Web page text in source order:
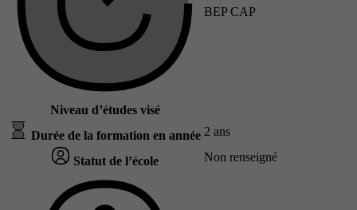
Niveau d’études visé
BEP CAP
Durée de la formation en année 2 ans
Statut de l’école Non renseigné